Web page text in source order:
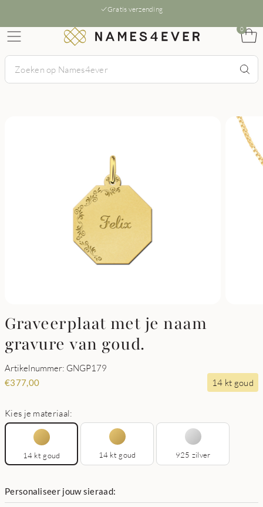
Gratis verzending
0
Graveerplaat met je naam
gravure van goud.
Artikelnummer: GNGP179
€377,00 14 kt goud
Kies je materiaal:
14 kt goud 14 kt goud 925 zilver
Personaliseer jouw sieraad: